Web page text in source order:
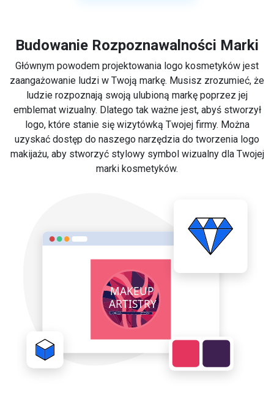
Budowanie Rozpoznawalności Marki
Głównym powodem projektowania logo kosmetyków jest
zaangażowanie ludzi w Twoją markę. Musisz zrozumieć, że
ludzie rozpoznają swoją ulubioną markę poprzez jej
emblemat wizualny. Dlatego tak ważne jest, abyś stworzył
logo, które stanie się wizytówką Twojej firmy. Można
uzyskać dostęp do naszego narzędzia do tworzenia logo
makijażu, aby stworzyć stylowy symbol wizualny dla Twojej
marki kosmetyków.